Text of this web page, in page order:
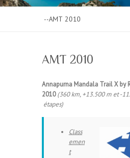
AMT 2010
Annapurna Mandala Trail X by
2010(360 km, +13.500 m et -
étapes)
Class
emen
t